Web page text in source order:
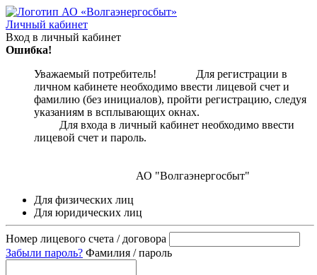
Личный кабинет
Вход в личный кабинет
Ошибка!
Уважаемый потребитель! Для регистрации в
личном кабинете необходимо ввести лицевой счет и
фамилию (без инициалов), пройти регистрацию, следуя
указаниям в всплывающих окнах.
Для входа в личный кабинет необходимо ввести
лицевой счет и пароль.
АО "Волгаэнергосбыт"
Для физических лиц
Для юридических лиц
Номер лицевого счета / договора
Забыли пароль? Фамилия / пароль